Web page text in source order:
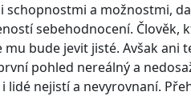
schopnostmi a možnostmi,
sebehodnocení. Člověk,
bude jevit jisté. Avšak ani
pohled nereálný a
nejistí a nevyrovnaní.